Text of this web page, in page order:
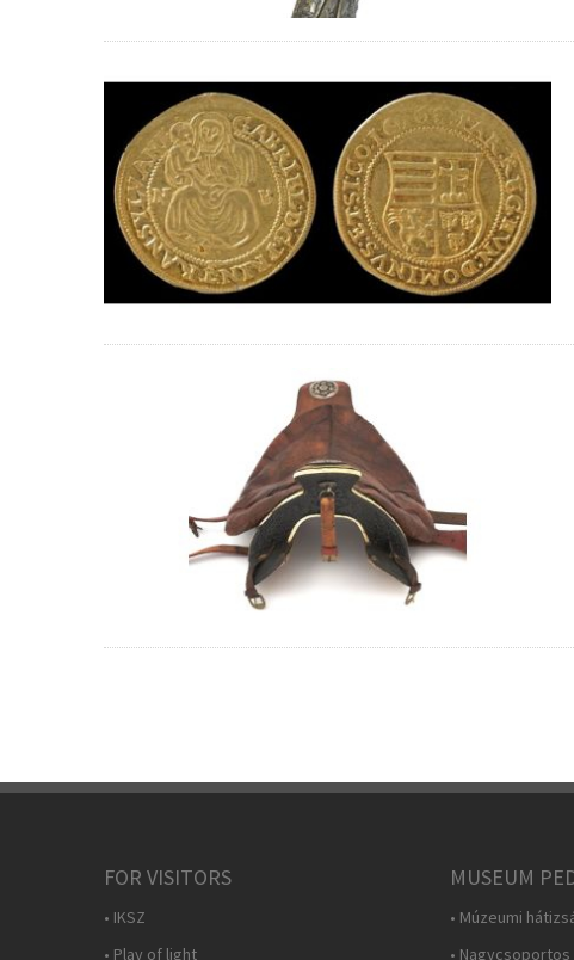
FOR VISITORS
• IKSZ
• Play of light
MUSEUM
• Múzeumi
•